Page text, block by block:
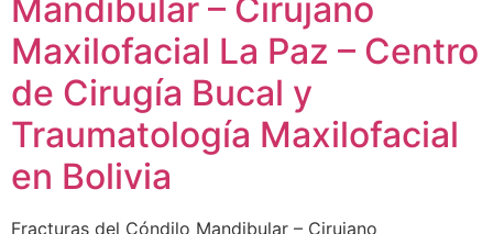
Mandibular – Cirujano
Maxilofacial La Paz – Centro
de Cirugía Bucal y
Traumatología Maxilofacial
en Bolivia
Fracturas del Cóndilo Mandibular – Cirujano